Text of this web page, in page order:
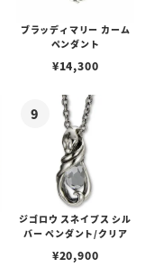
ブラッディマリー カーム
ペンダント
¥14,300
ジゴロウ スネイプス シル
バー ペンダント/クリア
¥20,900